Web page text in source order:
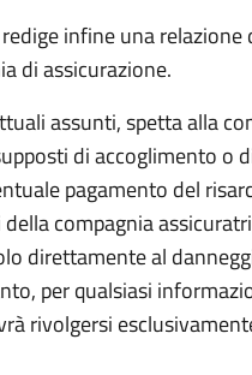
infine una
di assicurazione.
assunti, spetta alla
di accoglimento o
pagamento del
compagnia
direttamente al
per qualsiasi
rivolgersi